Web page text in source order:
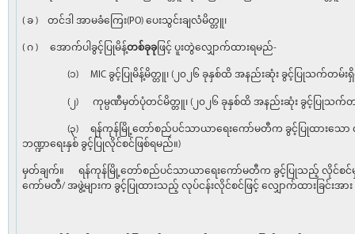
( ခ ) တင်ဒါ အာမခံကြေး(PO) ပေးသွင်းချလံမိတ္တူ၊
( ဂ ) အောက်ပါခွင့်ပြုမိန့်တစ်ခုခု ဖြင့် ပူးတွဲလျှောက်ထားရမည်-
(၁) MIC ခွင့်ပြုမိန့်မိတ္တူ၊ (၂၀၂၆ ခုနှစ်ထိ အနည်းဆုံး ခွင့်ပြုသက်တမ်းရှိ
(၂) ကုမ္ပဏီမှတ်ပုံတင်မိတ္တူ၊ (၂၀၂၆ ခုနှစ်ထိ အနည်းဆုံး ခွင့်ပြုသက်တမ်း
(၃) ရန်ကုန်မြို့တော်စည်ပင်သာယာရေးကော်မတီက ခွင့်ပြုထားသော လုပ်င
ဘဏ္ဍာရေးနှစ် ခွင့်ပြုလိုင်စင်ဖြစ်ရမည်။)
မှတ်ချက်။ ရန်ကုန်မြို့တော်စည်ပင်သာယာရေးကော်မတီက ခွင့်ပြုသည့် လိုင်စင်
ကော်မတီ/ အဖွဲ့များက ခွင့်ပြုထားသည့် လုပ်ငန်းလိုင်စင်ဖြင့် လျှောက်ထား